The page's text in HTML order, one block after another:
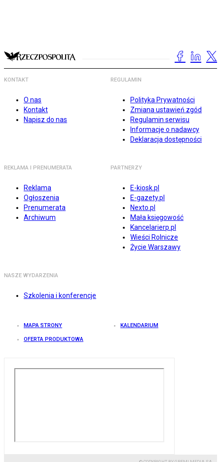
KONTAKT
O nas
Kontakt
Napisz do nas
REGULAMIN
Polityka Prywatności
Zmiana ustawień zgód
Regulamin serwisu
Informacje o nadawcy
Deklaracja dostępności
REKLAMA I PRENUMERATA
Reklama
Ogłoszenia
Prenumerata
Archiwum
PARTNERZY
E-kiosk.pl
E-gazety.pl
Nexto.pl
Mała księgowość
Kancelarierp.pl
Wieści Rolnicze
Życie Warszawy
NASZE WYDARZENIA
Szkolenia i konferencje
MAPA STRONY KALENDARIUM
OFERTA PRODUKTOWA